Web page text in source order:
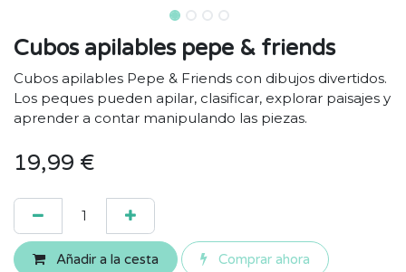
Cubos apilables pepe & friends
Cubos apilables Pepe & Friends con dibujos divertidos.
Los peques pueden apilar, clasificar, explorar paisajes y
aprender a contar manipulando las piezas.
19,99 €
Añadir a la cesta Comprar ahora